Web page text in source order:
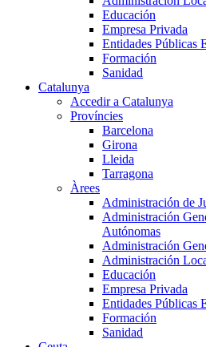
Educación
Empresa Privada
Entidades Públicas
Formación
Sanidad
Catalunya
Accedir a Catalunya
Províncies
Barcelona
Girona
Lleida
Tarragona
Àrees
Administración de
Administración
Autónomas
Administración
Administración
Educación
Empresa Privada
Entidades Públicas
Formación
Sanidad